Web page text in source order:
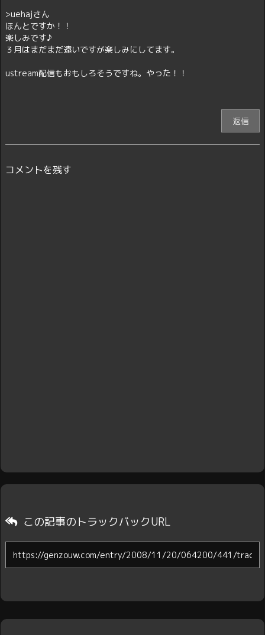
>uehajさん
ほんとですか！！
楽しみです♪
３月はまだまだ遠いですが楽しみにしてます。
ustream配信もおもしろそうですね。やった！！
返信
コメントを残す
この記事のトラックバックURL